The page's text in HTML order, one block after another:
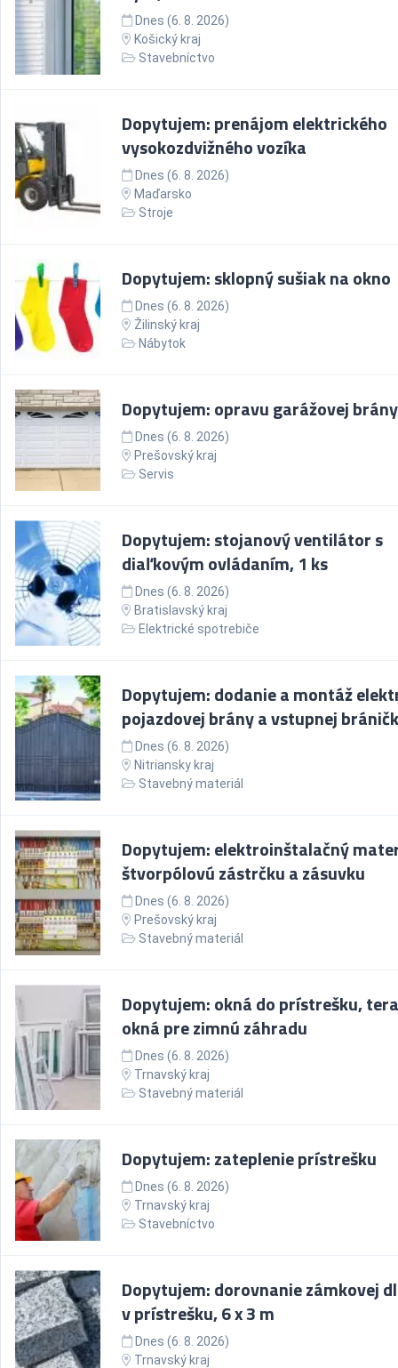
Dnes (6. 8. 2026)
Košický kraj
Stavebníctvo
Dopytujem: prenájom elektrického
vysokozdvižného vozíka
Dnes (6. 8. 2026)
Maďarsko
Stroje
Dopytujem: sklopný sušiak na okno
Dnes (6. 8. 2026)
Žilinský kraj
Nábytok
Dopytujem: opravu garážovej brány
Dnes (6. 8. 2026)
Prešovský kraj
Servis
Dopytujem: stojanový ventilátor s
diaľkovým ovládaním, 1 ks
Dnes (6. 8. 2026)
Bratislavský kraj
Elektrické spotrebiče
Dopytujem: dodanie a montáž
pojazdovej brány a vstupnej
Dnes (6. 8. 2026)
Nitriansky kraj
Stavebný materiál
Dopytujem: elektroinštalačný
štvorpólovú zástrčku a zásuvku
Dnes (6. 8. 2026)
Prešovský kraj
Stavebný materiál
Dopytujem: okná do prístrešku,
okná pre zimnú záhradu
Dnes (6. 8. 2026)
Trnavský kraj
Stavebný materiál
Dopytujem: zateplenie prístrešku
Dnes (6. 8. 2026)
Trnavský kraj
Stavebníctvo
Dopytujem: dorovnanie zámkovej
v prístrešku, 6 x 3 m
Dnes (6. 8. 2026)
Trnavský kraj